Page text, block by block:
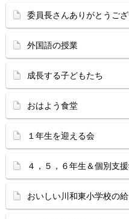
委員長さんありがとうご
外国語の授業
成長する子どもたち
おはよう食堂
１年生を迎える会
４，５，６年生＆個別支
おいしい川和東小学校の